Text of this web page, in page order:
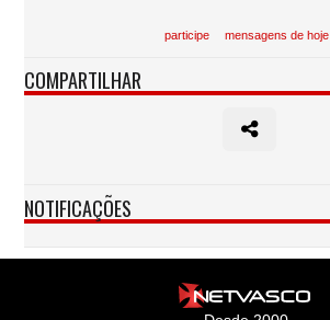
participe mensagens de hoje
COMPARTILHAR
NOTIFICAÇÕES